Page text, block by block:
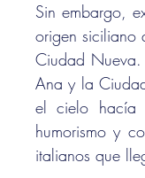
Sin embargo,
origen siciliano
Ciudad Nueva.
Ana y la
el cielo hacía
humorismo y
italianos que